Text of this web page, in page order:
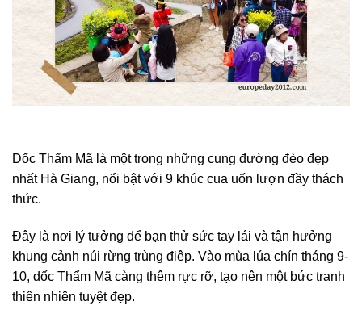
Dốc Thẩm Mã là một trong những cung đường đèo đẹp
nhất Hà Giang, nổi bật với 9 khúc cua uốn lượn đầy thách
thức.
Đây là nơi lý tưởng để bạn thử sức tay lái và tận hưởng
khung cảnh núi rừng trùng điệp. Vào mùa lúa chín tháng 9-
10, dốc Thẩm Mã càng thêm rực rỡ, tạo nên một bức tranh
thiên nhiên tuyệt đẹp.